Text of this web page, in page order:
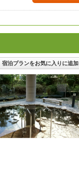
宿泊プランをお気に入りに追加